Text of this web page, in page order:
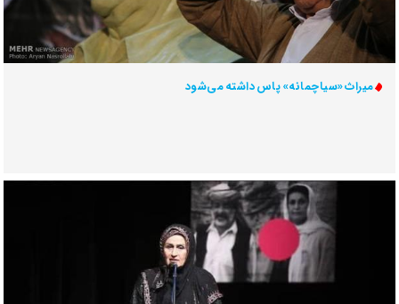
میراث «سیاچمانه» پاس داشته می‌شود